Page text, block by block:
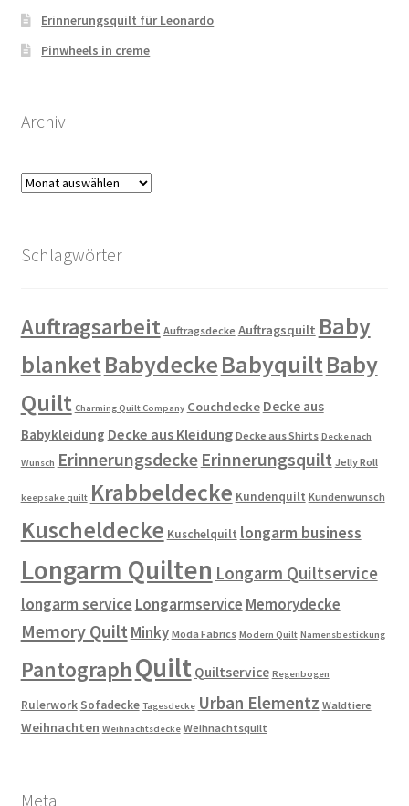
Erinnerungsquilt für Leonardo
Pinwheels in creme
Archiv
Archiv
Schlagwörter
Auftragsarbeit Auftragsdecke Auftragsquilt Baby
blanketBabydeckeBabyquiltBaby
Quilt Charming Quilt Company Couchdecke Decke aus
Babykleidung Decke aus Kleidung Decke aus Shirts Decke nach
Wunsch Erinnerungsdecke Erinnerungsquilt Jelly Roll
keepsake quilt Krabbeldecke Kundenquilt Kundenwunsch
Kuscheldecke Kuschelquilt longarm business
Longarm Quilten Longarm Quiltservice
longarm service Longarmservice Memorydecke
Memory Quilt Minky Moda Fabrics Modern Quilt Namensbestickung
Pantograph Quilt Quiltservice Regenbogen
Rulerwork Sofadecke Tagesdecke Urban Elementz Waldtiere
Weihnachten Weihnachtsdecke Weihnachtsquilt
Meta